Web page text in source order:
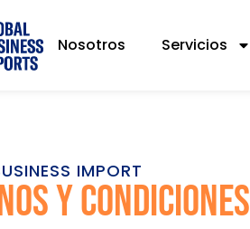
Nosotros Servicios
IMPORT
y Condiciones